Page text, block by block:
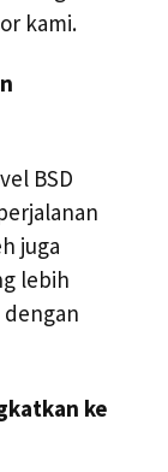
kami.
BSD
juga
lebih
ke